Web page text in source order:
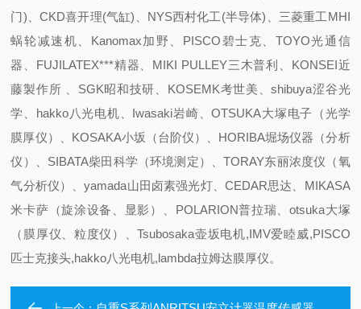
门)、CKD喜开理(气缸)、NYS西村化工(半导体)、三菱重工MHI
蜗轮减速机、Kanomax加野、PISCO碧士克、TOYO光通信
器、FUJILATEX***精器、MIKI PULLEY三木普利、KONSEI近
藤製作所 、SGK昭和技研、KOSEMK考世美、shibuya涩谷光
学、hakko八光电机、Iwasaki岩崎、OTSUKA大塚电子（光学
膜厚仪）、KOSAKA小坂（台阶仪）、HORIBA堀场仪器（分析
仪）、SIBATA柴田科学（环境测定）、TORAY东丽浓度仪（氧
气分析仪）、yamada山田卤素强光灯、CEDAR思达、MIKASA
米卡萨（旋涂设备、显影）、POLARION普拉瑞、otsuka大塚
（膜厚仪、粒度仪）、Tsubosaka壶坂电机,IMV爱睦威,PISCO
匹士克接头,hakko八光电机,lambda拉姆达膜厚仪。